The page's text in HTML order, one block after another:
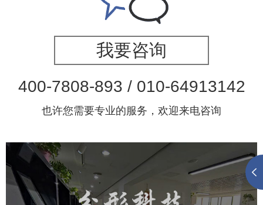
我要咨询
400-7808-893 / 010-64913142
也许您需要专业的服务，欢迎来电咨询
分形科技未来公园AR定向越野